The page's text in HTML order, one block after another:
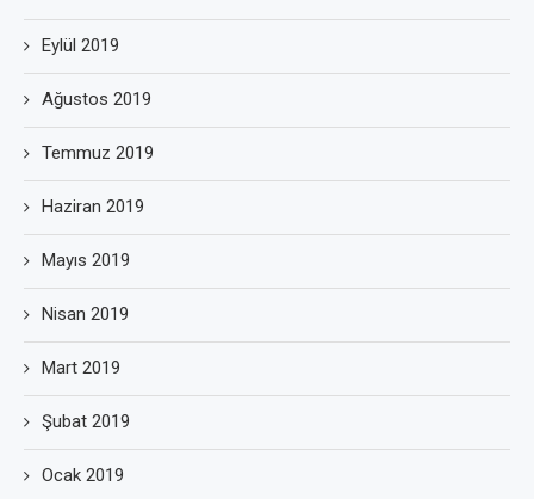
Eylül 2019
Ağustos 2019
Temmuz 2019
Haziran 2019
Mayıs 2019
Nisan 2019
Mart 2019
Şubat 2019
Ocak 2019